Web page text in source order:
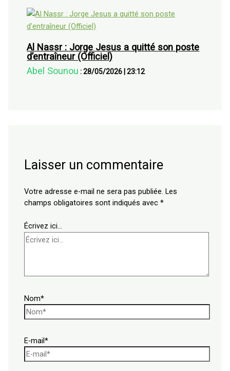
Al Nassr : Jorge Jesus a quitté son poste
d’entraîneur (Officiel)
Abel Sounou :28/05/2026 |23:12
Laisser un commentaire
Votre adresse e-mail ne sera pas publiée. Les
champs obligatoires sont indiqués avec*
Écrivez ici…
Nom*
E-mail*